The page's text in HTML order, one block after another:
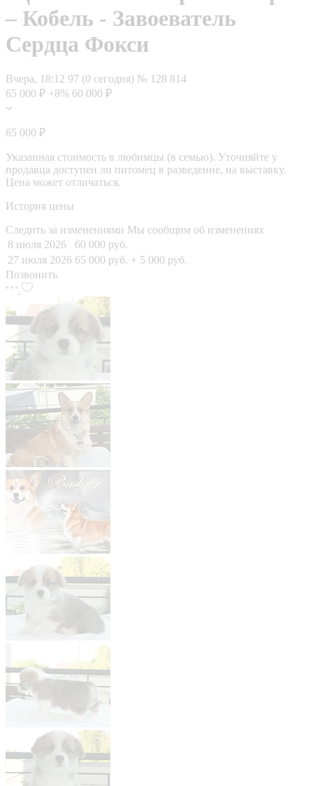
– Кобель - Завоеватель
Сердца Фокси
Вчера, 18:12 97 (0 сегодня) № 128 814
65 000 ₽ +8% 60 000 ₽
65 000 ₽
Указанная стоимость в любимцы (в семью). Уточняйте у
продавца доступен ли питомец в разведение, на выставку.
Цена может отличаться.
История цены
Следить за изменениями Мы сообщим об изменениях
8 июля 2026
60 000 руб.
27 июля 2026 65 000 руб. + 5 000 руб.
Позвонить